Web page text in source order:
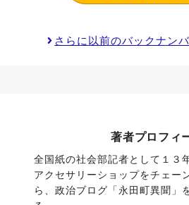
さらに以前のバックナン
著者プロフィ
全国紙の社会部記者として１３
アクセサリーショップをチェー
ら、政治ブログ「永田町異聞」